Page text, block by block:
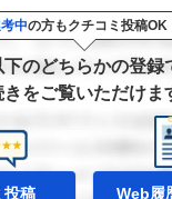
中の方もクチコミ投稿OK
下のどちらかの登録
きをご覧いただけま
投稿 Web履